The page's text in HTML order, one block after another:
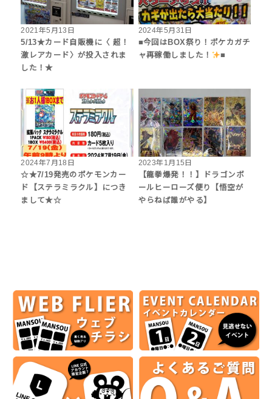
2021年5月13日
5/13★カード自販機に〈 超！
激レアカード〉が投入されま
した！★
2024年5月31日
■今回はBOX祭り！ポケカガチ
ャ再稼働しました！
■
2024年7月18日
☆★7/19発売のポケモンカー
ド【ステラミラクル】につき
まして★☆
2023年1月15日
【龍拳爆発！！】ドラゴンボ
ールヒーローズ便り【悟空が
やらねば誰がやる】